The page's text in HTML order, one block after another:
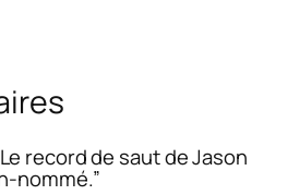
record de saut de Jason
nommé.”